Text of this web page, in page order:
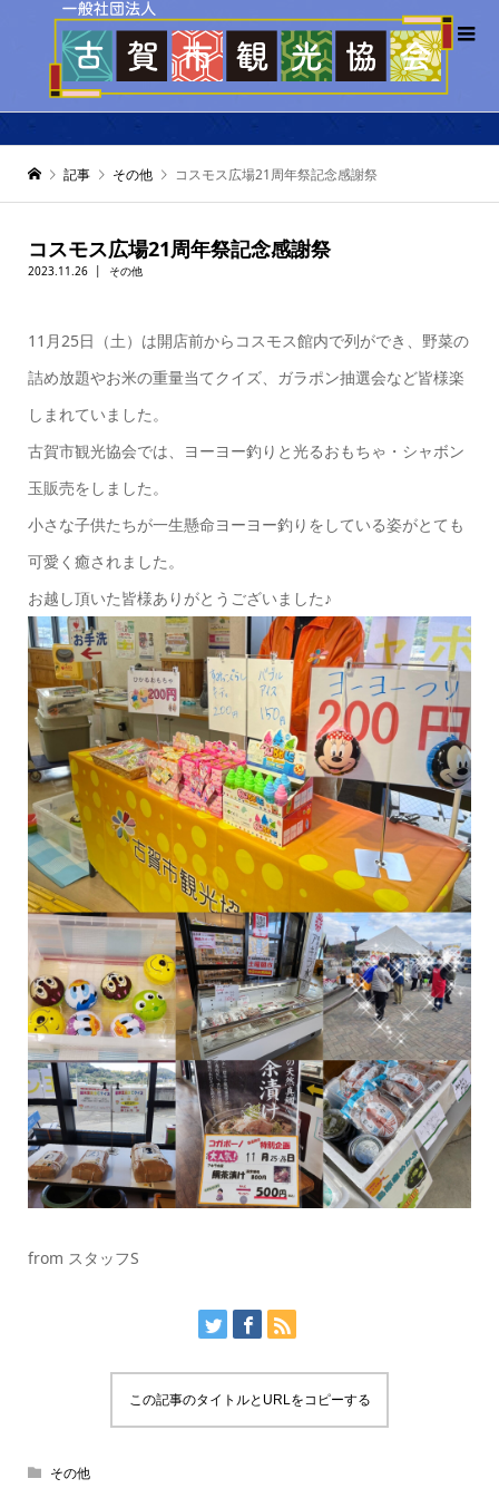
記事 その他 コスモス広場21周年祭記念感謝祭
コスモス広場21周年祭記念感謝祭
2023.11.26 その他
11月25日（土）は開店前からコスモス館内で列ができ、野菜の
詰め放題やお米の重量当てクイズ、ガラポン抽選会など皆様楽
しまれていました。
古賀市観光協会では、ヨーヨー釣りと光るおもちゃ・シャボン
玉販売をしました。
小さな子供たちが一生懸命ヨーヨー釣りをしている姿がとても
可愛く癒されました。
お越し頂いた皆様ありがとうございました♪
from スタッフS
この記事のタイトルとURLをコピーする
その他